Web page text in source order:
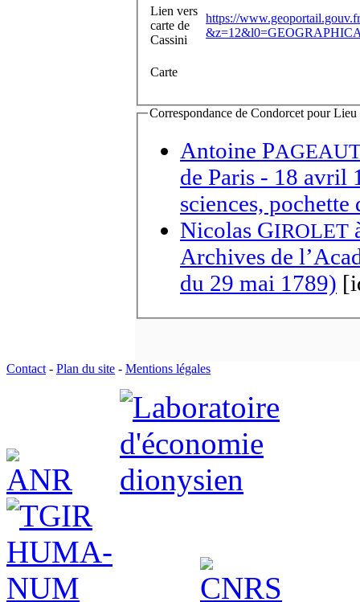
Lien vers
carte de
Cassini
https://
Carte
Correspondance de Condorcet pour
Antoine P
de Paris - 18 avril
sciences,
Nicolas GIROLET
Archives de
du 29 mai 1789)
Contact- Plan du site - Mentions légales